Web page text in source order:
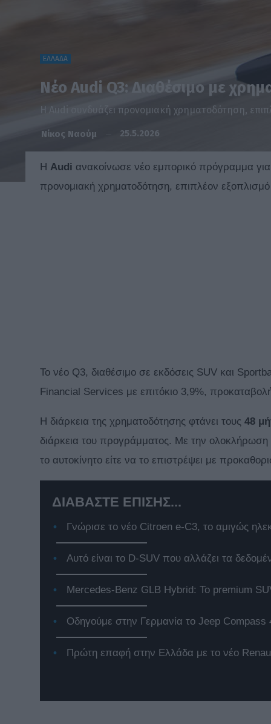
ΕΛΛΑΔΑ
Νέο Audi Q3: Διαθέσιμο με
Η Audi συνδυάζει προνομιακή χρηματοδότηση,
Νίκος Ναούμ 25.5.2026
Η Audi ανακοίνωσε νέο εμπορικό πρόγραμμα
προνομιακή χρηματοδότηση, επιπλέον
Το νέο Q3, διαθέσιμο σε εκδόσεις SUV και
Financial Services με επιτόκιο 3,9%,
Η διάρκεια της χρηματοδότησης φτάνει τους 48
διάρκεια του προγράμματος. Με την ολοκλήρωση
το αυτοκίνητο είτε να το επιστρέψει με
ΔΙΑΒΑΣΤΕ ΕΠΙΣΗΣ...
Γνώρισε το νέο Citroen e-C3, το αμιγώς
Αυτό είναι το D-SUV που αλλάζει τα
Mercedes-Benz GLB Hybrid: Το premium
Οδηγούμε στην Γερμανία το Jeep Compass
Πρώτη επαφή στην Ελλάδα με το νέο